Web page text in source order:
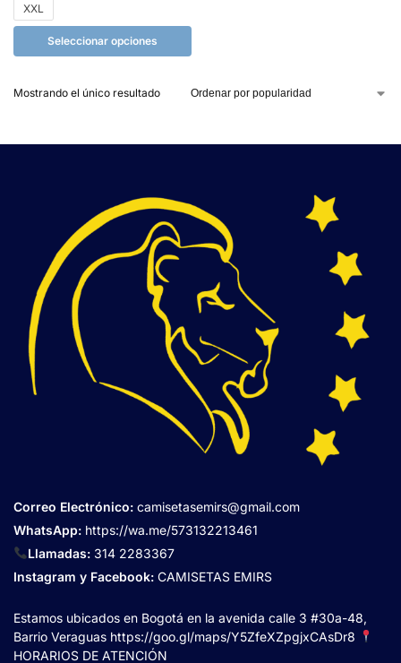
XXL
Seleccionar opciones
Mostrando el único resultado
Correo Electrónico: camisetasemirs@gmail.com
WhatsApp: https://wa.me/573132213461
Llamadas:314 2283367
Instagram y Facebook: CAMISETAS EMIRS
Estamos ubicados en Bogotá en la avenida calle 3 #30a-48,
Barrio Veraguas https://goo.gl/maps/Y5ZfeXZpgjxCAsDr8
HORARIOS DE ATENCIÓN